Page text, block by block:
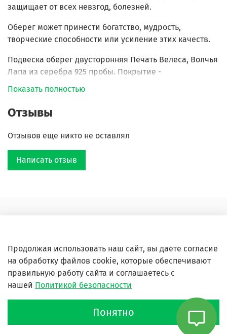
защищает от всех невзгод, болезней.
Оберег может принести богатство, мудрость,
творческие способности или усиление этих качеств.
Подвеска оберег двусторонняя Печать Велеса, Волчья
Лапа из серебра 925 пробы. Покрытие -
0,5 х 0,5 см.
Ручная работа. Мельчайшая детализация.
Показать полностью
Отзывы
Отзывов еще никто не оставлял
Написать отзыв
Условия обмена и возврата
Блог
Обратная связь
Продолжая использовать наш сайт, вы даете согласие
на обработку файлов cookie, которые обеспечивают
правильную работу сайта и соглашаетесь с
нашей Политикой безопасности
Понятно